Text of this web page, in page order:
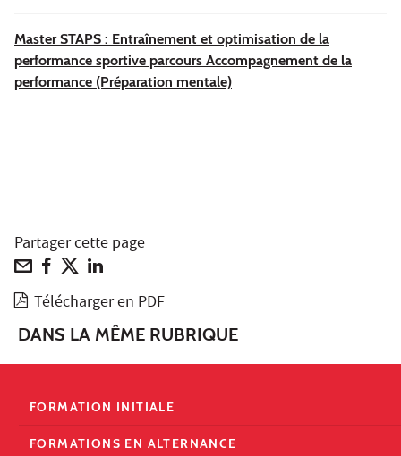
Master STAPS : Entraînement et optimisation de la
performance sportive parcours Accompagnement de la
performance (Préparation mentale)
Partager cette page
Télécharger en PDF
DANS LA MÊME RUBRIQUE
FORMATION INITIALE
FORMATIONS EN ALTERNANCE